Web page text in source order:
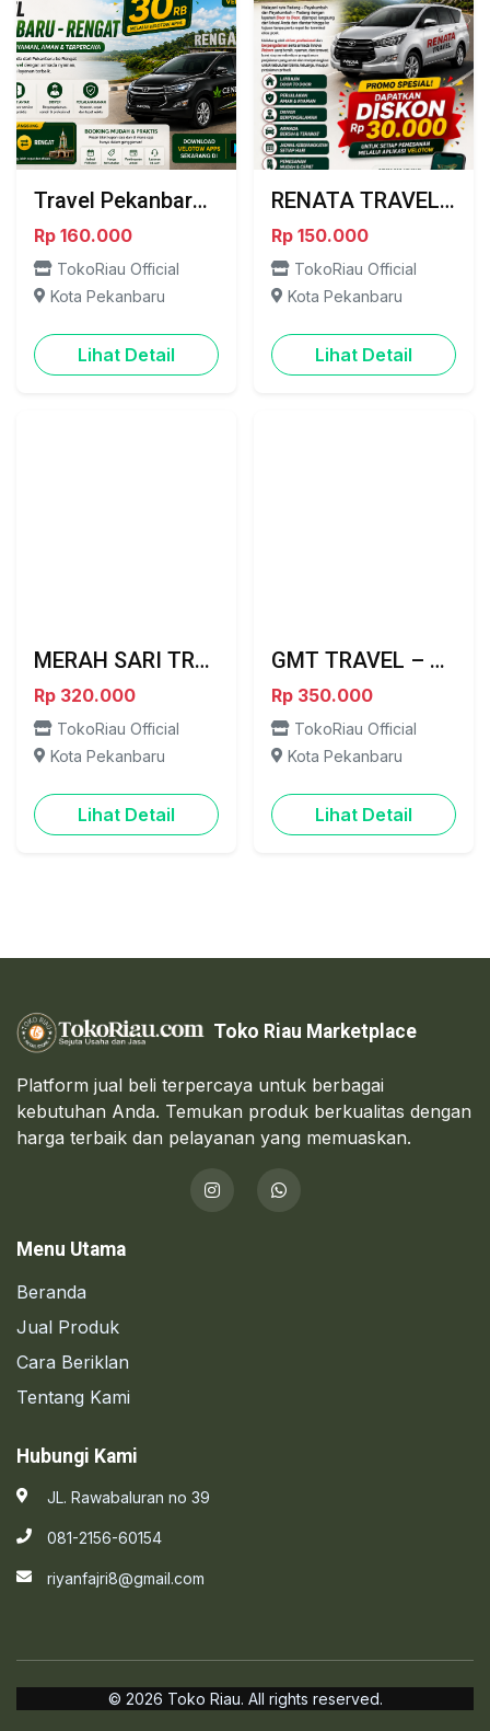
Travel Pekanbaru Rengat bersama Cendana Travel
Rp 160.000
TokoRiau Official
Kota Pekanbaru
Lihat Detail
RENATA TRAVEL – PADANG ⇄ PAYAKUMBUH
Rp 150.000
TokoRiau Official
Kota Pekanbaru
Lihat Detail
MERAH SARI TRAVEL – PADANG ⇄ DUMAI
Rp 320.000
TokoRiau Official
Kota Pekanbaru
Lihat Detail
GMT TRAVEL – PILIHAN TERBAIK PERJALANAN PEKANBARU ⇄ BENGKULU
Rp 350.000
TokoRiau Official
Kota Pekanbaru
Lihat Detail
Toko Riau Marketplace
Platform jual beli terpercaya untuk berbagai
kebutuhan Anda. Temukan produk berkualitas dengan
harga terbaik dan pelayanan yang memuaskan.
Menu Utama
Beranda
Jual Produk
Cara Beriklan
Tentang Kami
Hubungi Kami
JL. Rawabaluran no 39
081-2156-60154
riyanfajri8@gmail.com
© 2026 Toko Riau. All rights reserved.